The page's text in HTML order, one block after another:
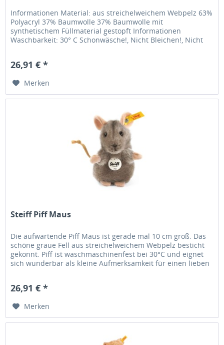
Informationen Material: aus streichelweichem Webpelz 63%
Polyacryl 37% Baumwolle 37% Baumwolle mit
synthetischem Füllmaterial gestopft Informationen
Waschbarkeit: 30° C Schonwäsche!, Nicht Bleichen!, Nicht
26,91 € *
Merken
Steiff Piff Maus
Die aufwartende Piff Maus ist gerade mal 10 cm groß. Das
schöne graue Fell aus streichelweichem Webpelz besticht
gekonnt. Piff ist waschmaschinenfest bei 30°C und eignet
sich wunderbar als kleine Aufmerksamkeit für einen lieben
26,91 € *
Merken